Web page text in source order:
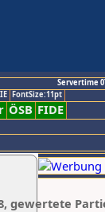
Servertime
FontSize:11pt
ÖSB FIDE
gewertete